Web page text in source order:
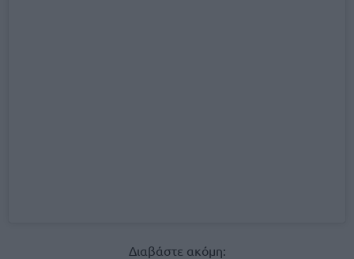
Διαβάστε ακόμη: